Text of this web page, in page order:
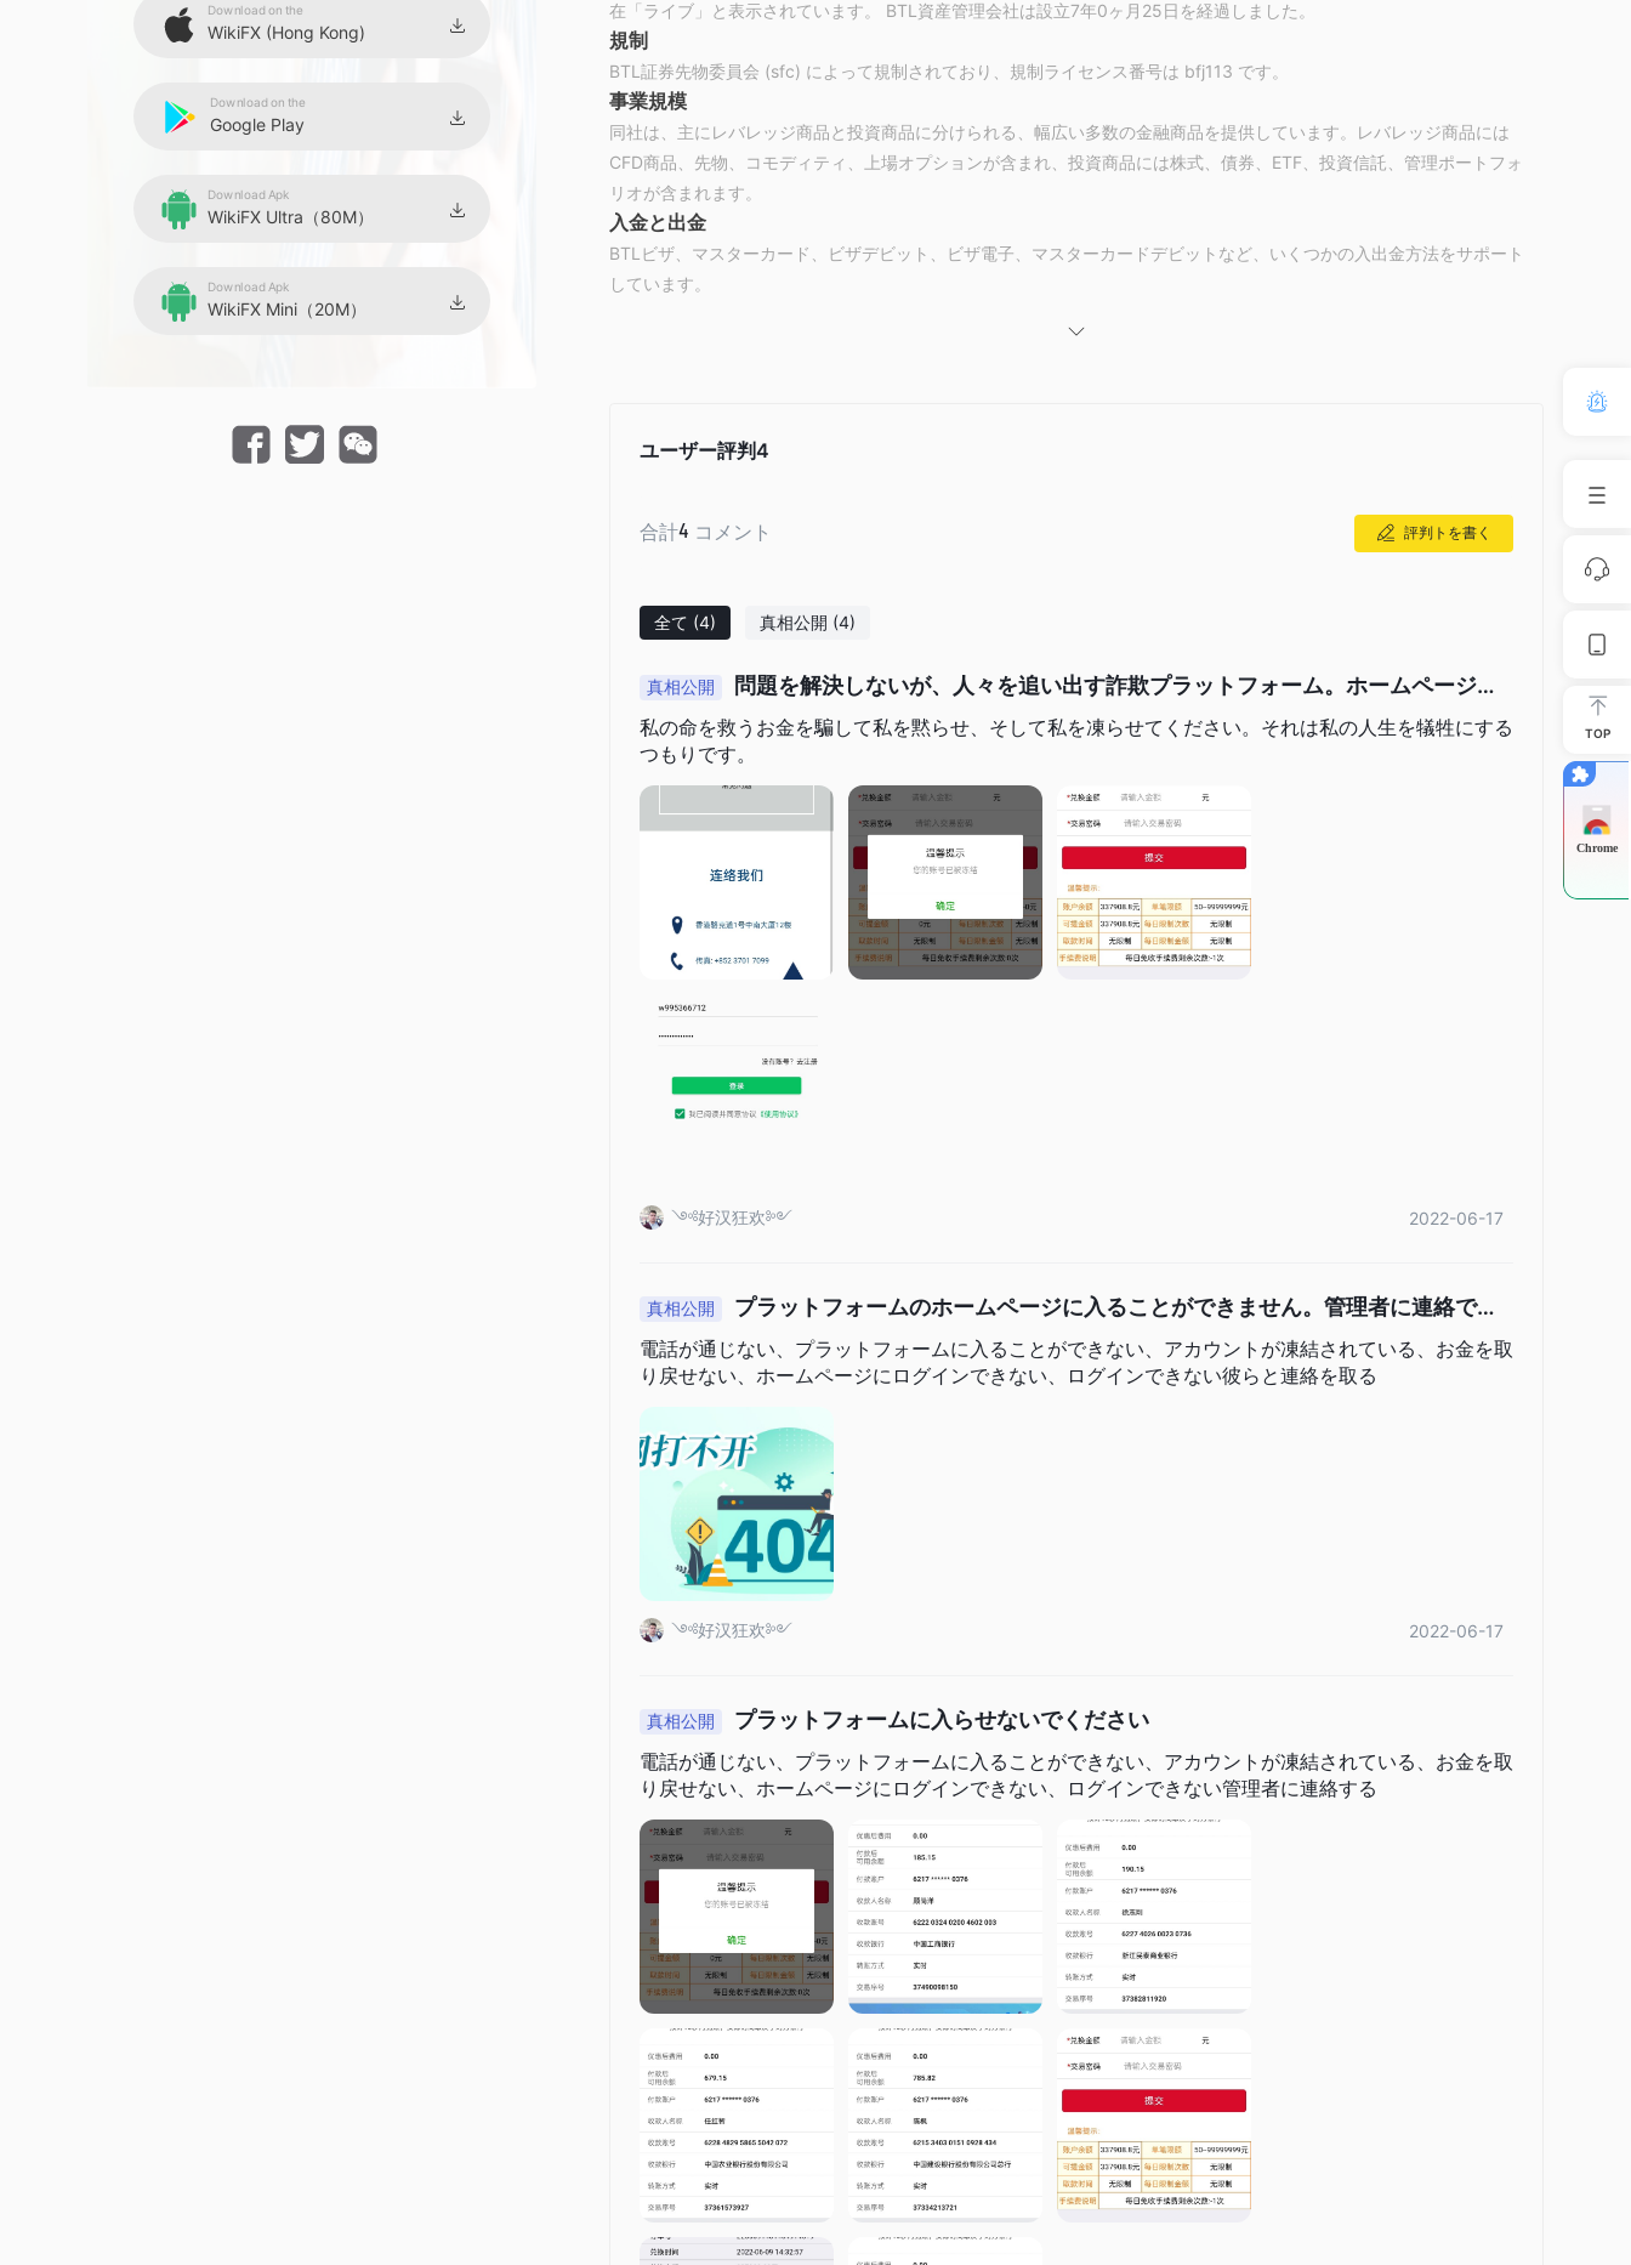
Download on the
WikiFX (Hong Kong)
Download on the
Google Play
Download Apk
WikiFX Ultra（80M）
Download Apk
WikiFX Mini（20M）
在「ライブ」と表示されています。 BTL資産管理会社は設立7年0ヶ月25日を経過しました。
規制
BTL証券先物委員会 (sfc) によって規制されており、規制ライセンス番号は bfj113 です。
事業規模
同社は、主にレバレッジ商品と投資商品に分けられる、幅広い多数の金融商品を提供しています。レバレッジ商品には
CFD商品、先物、コモディティ、上場オプションが含まれ、投資商品には株式、債券、ETF、投資信託、管理ポートフォ
リオが含まれます。
入金と出金
BTLビザ、マスターカード、ビザデビット、ビザ電子、マスターカードデビットなど、いくつかの入出金方法をサポート
しています。
ユーザー評判4
合計4 コメント 評判トを書く
全て (4) 真相公開 (4)
真相公開
問題を解決しないが、人々を追い出す詐欺プラットフォーム。ホームページも
入場できません。
私の命を救うお金を騙して私を黙らせ、そして私を凍らせてください。それは私の人生を犠牲にする
つもりです。
༺好汉狂欢༻ 2022-06-17
真相公開
プラットフォームのホームページに入ることができません。管理者に連絡でき
ません
電話が通じない、プラットフォームに入ることができない、アカウントが凍結されている、お金を取
り戻せない、ホームページにログインできない、ログインできない彼らと連絡を取る
༺好汉狂欢༻ 2022-06-17
真相公開 プラットフォームに入らせないでください
電話が通じない、プラットフォームに入ることができない、アカウントが凍結されている、お金を取
り戻せない、ホームページにログインできない、ログインできない管理者に連絡する
TOP
Chrome